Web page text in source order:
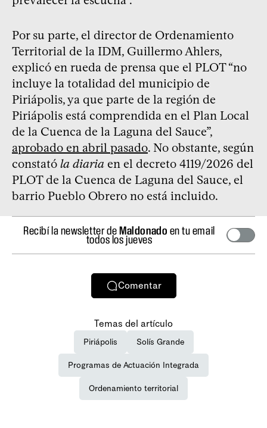
Por su parte, el director de Ordenamiento
Territorial de la IDM, Guillermo Ahlers,
explicó en rueda de prensa que el PLOT “no
incluye la totalidad del municipio de
Piriápolis, ya que parte de la región de
Piriápolis está comprendida en el Plan Local
de la Cuenca de la Laguna del Sauce”,
aprobado en abril pasado. No obstante, según
constató la diaria en el decreto 4119/2026 del
PLOT de la Cuenca de Laguna del Sauce, el
barrio Pueblo Obrero no está incluido.
Recibí la newsletter deMaldonado en tu email
todos los jueves
Comentar
Temas del artículo
Piriápolis Solís Grande
Programas de Actuación Integrada
Ordenamiento territorial